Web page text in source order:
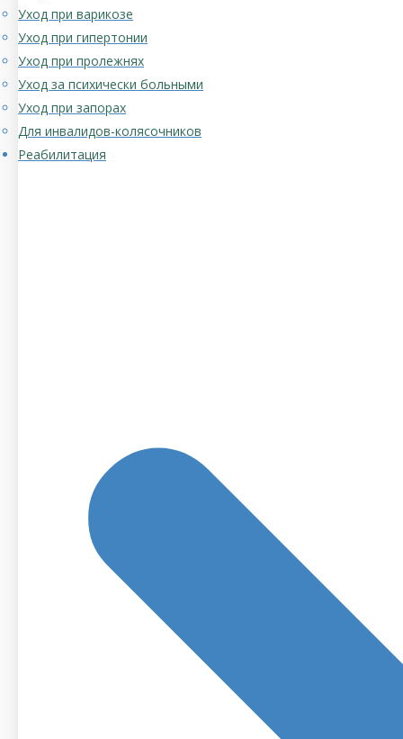
Уход при варикозе
Уход при гипертонии
Уход при пролежнях
Уход за психически больными
Уход при запорах
Для инвалидов-колясочников
Реабилитация